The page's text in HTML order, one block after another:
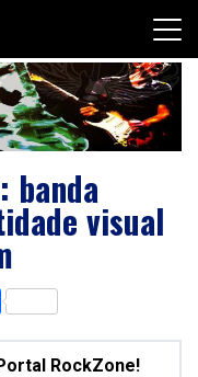
banda
visual
Share
RockZone!